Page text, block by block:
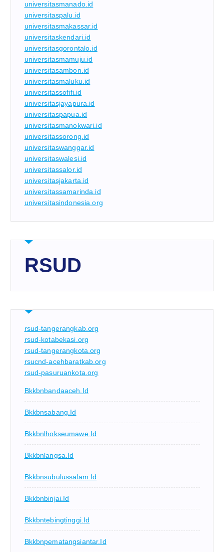
universitasmanado.id
universitaspalu.id
universitasmakassar.id
universitaskendari.id
universitasgorontalo.id
universitasmamuju.id
universitasambon.id
universitasmaluku.id
universitassofifi.id
universitasjayapura.id
universitaspapua.id
universitasmanokwari.id
universitassorong.id
universitaswanggar.id
universitaswalesi.id
universitassalor.id
universitasjakarta.id
universitassamarinda.id
universitasindonesia.org
RSUD
rsud-tangerangkab.org
rsud-kotabekasi.org
rsud-tangerangkota.org
rsucnd-acehbaratkab.org
rsud-pasuruankota.org
Bkkbnbandaaceh.id
Bkkbnsabang.id
Bkkbnlhokseumawe.id
Bkkbnlangsa.id
Bkkbnsubulussalam.id
Bkkbnbinjai.id
Bkkbntebingtinggi.id
Bkkbnpematangsiantar.id